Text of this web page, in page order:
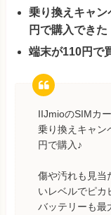
乗り換えキャ
円で購入できた
端末が110円で
IIJmioのSIMカ
乗り換えキャン
円で購入♪
傷や汚れも見当
いレベルでピカ
バッテリーも最